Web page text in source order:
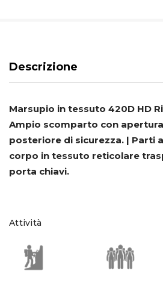
Descrizione
Marsupio in tessuto 420D HD
Ampio scomparto con
posteriore di sicurezza. | Parti
corpo in tessuto reticolare
porta chiavi.
Attività